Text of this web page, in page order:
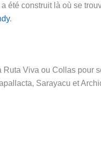
été construit là où se
.
Ruta Viva ou Collas pour
Sarayacu et